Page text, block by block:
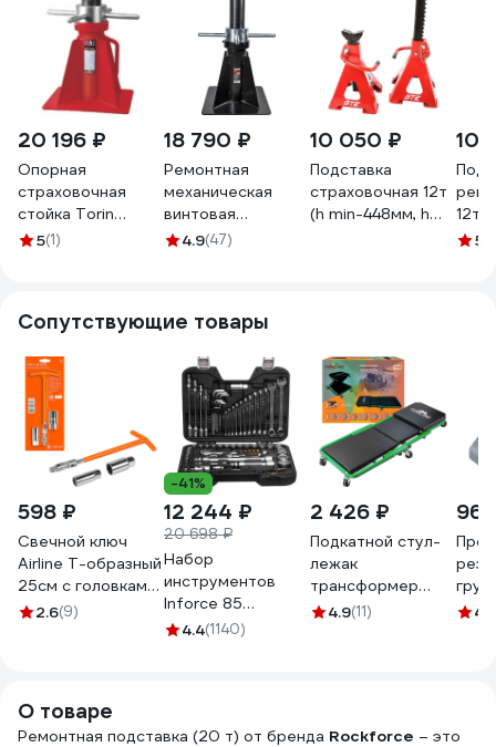
20 196 ₽
Опорная
страховочная
стойка Torin
профессиональная,
TZ200011
5(1)
18 790 ₽
Ремонтная
механическая
винтовая
подставка
4.9(47)
10 050 ₽
Подставка
страховочная 12т
(h min-448мм, h
10
12т
5
Сопутствующие товары
598 ₽
Свечной ключ
Airline Т-образный
25см с головками
16мм и 21мм AK-S-
2.6(9)
-41%
12 244 ₽
20 698 ₽
Набор
инструментов
Inforce 85
предметов 1/2",
4.4(1140)
2 426 ₽
Подкатной стул-
лежак
трансформер
Forsland на 6-ти
4.9(11) 4.9
О товаре
Ремонтная подставка (20 т) от бренда Rockforce – это